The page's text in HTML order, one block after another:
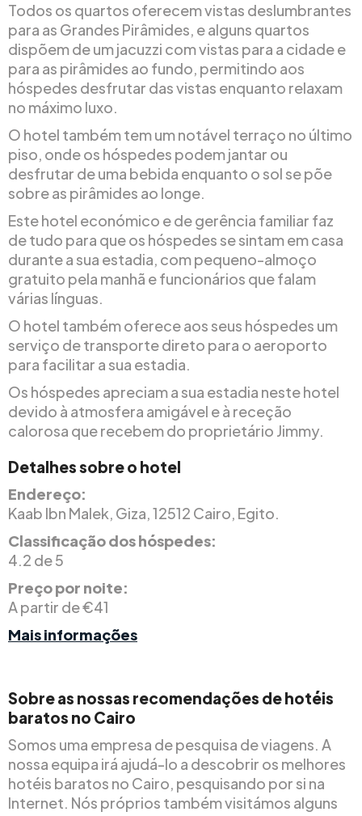
Todos os quartos oferecem vistas deslumbrantes
para as Grandes Pirâmides, e alguns quartos
dispõem de um jacuzzi com vistas para a cidade e
para as pirâmides ao fundo, permitindo aos
hóspedes desfrutar das vistas enquanto relaxam
no máximo luxo.
O hotel também tem um notável terraço no último
piso, onde os hóspedes podem jantar ou
desfrutar de uma bebida enquanto o sol se põe
sobre as pirâmides ao longe.
Este hotel económico e de gerência familiar faz
de tudo para que os hóspedes se sintam em casa
durante a sua estadia, com pequeno-almoço
gratuito pela manhã e funcionários que falam
várias línguas.
O hotel também oferece aos seus hóspedes um
serviço de transporte direto para o aeroporto
para facilitar a sua estadia.
Os hóspedes apreciam a sua estadia neste hotel
devido à atmosfera amigável e à receção
calorosa que recebem do proprietário Jimmy.
Detalhes sobre o hotel
Endereço:
Kaab Ibn Malek, Giza, 12512 Cairo, Egito.
Classificação dos hóspedes:
4.2 de 5
Preço por noite:
A partir de €41
Mais informações
Sobre as nossas recomendações de hotéis
baratos no Cairo
Somos uma empresa de pesquisa de viagens. A
nossa equipa irá ajudá-lo a descobrir os melhores
hotéis baratos no Cairo, pesquisando por si na
Internet. Nós próprios também visitámos alguns